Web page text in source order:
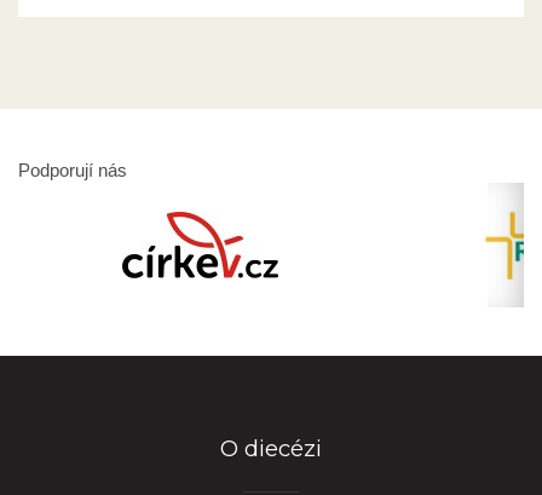
Podporují nás
O diecézi